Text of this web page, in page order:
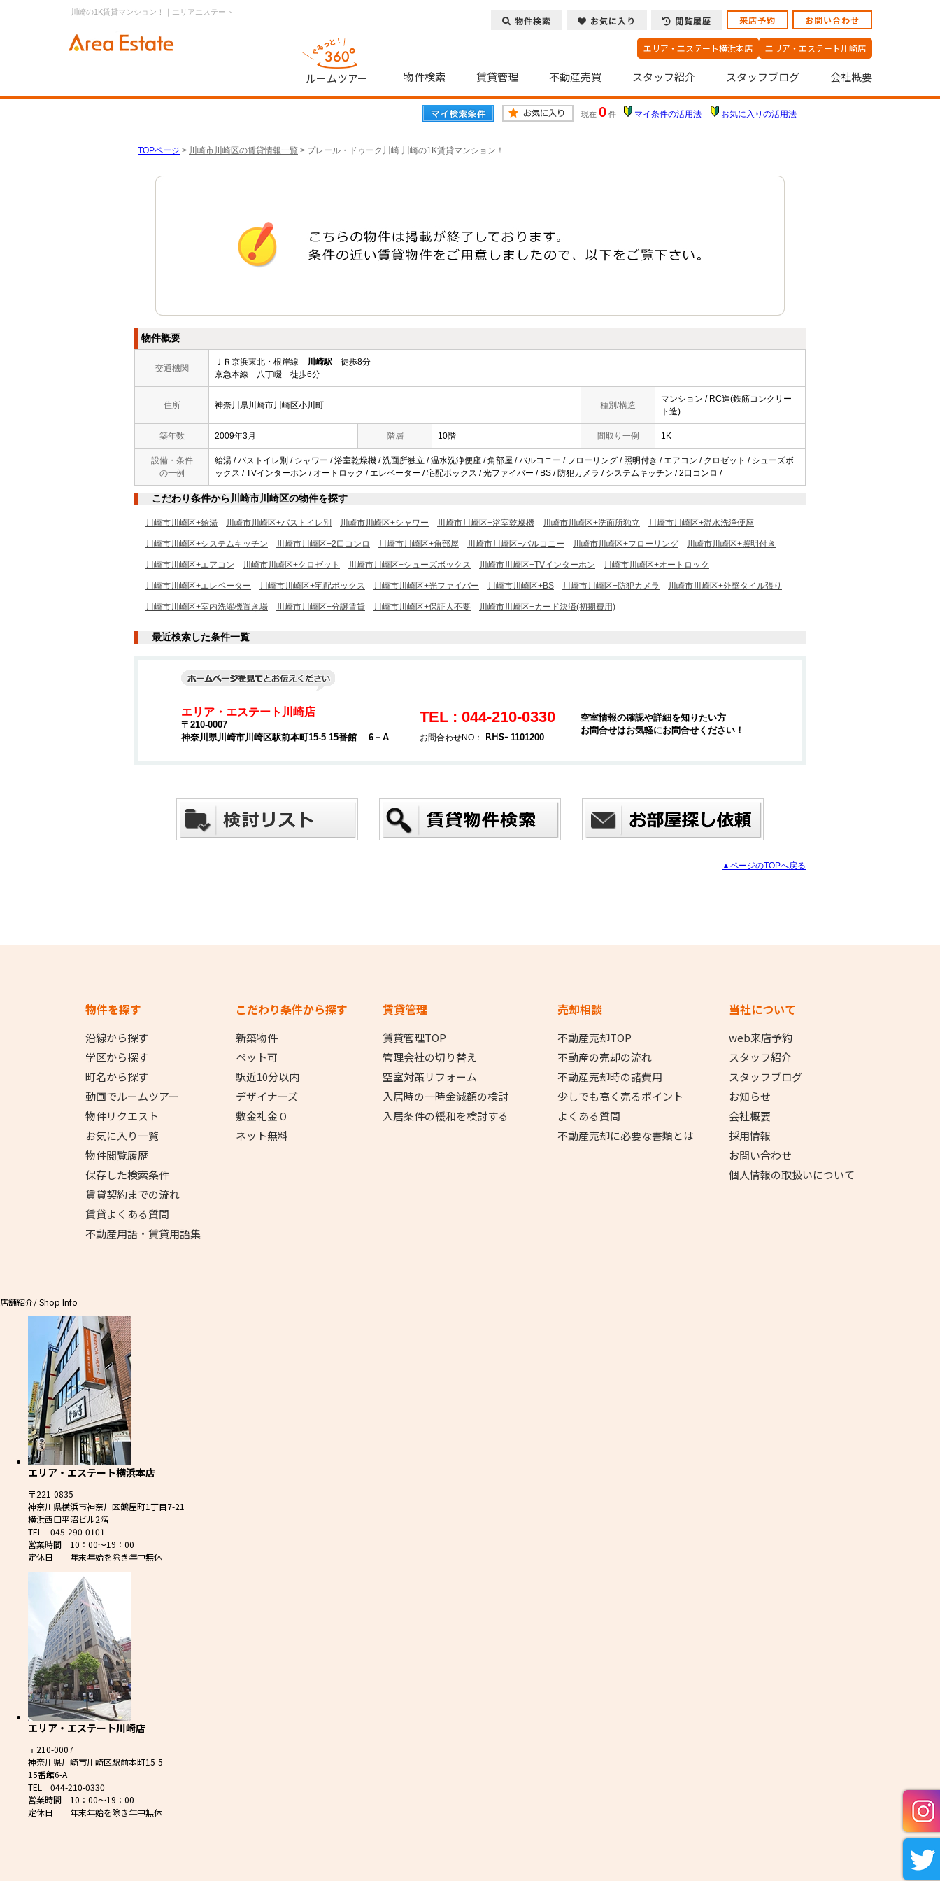
川崎の1K賃貸マンション！｜エリアエステート
物件検索 お気に入り 閲覧履歴 来店予約 お問い合わせ
エリア・エステート横浜本店 エリア・エステート川崎店
ルームツアー 物件検索 賃貸管理 不動産売買 スタッフ紹介 スタッフブログ 会社概要
現在 0 件 マイ条件の活用法 お気に入りの活用法
TOPページ > 川崎市川崎区の賃貸情報一覧 > プレール・ドゥーク川崎 川崎の1K賃貸マンション！
物件概要
交通機関
ＪＲ京浜東北・根岸線 川崎駅 徒歩8分
京急本線 八丁畷 徒歩6分
住所 神奈川県川崎市川崎区小川町 種別/構造
マンション / RC造(鉄筋コンクリー
ト造)
築年数 2009年3月 階層 10階 間取り一例 1K
設備・条件
の一例
給湯 / バストイレ別 / シャワー / 浴室乾燥機 / 洗面所独立 / 温水洗浄便座 / 角部屋 / バルコニー / フローリング / 照明付き / エアコン / クロゼット / シューズボ
ックス / TVインターホン / オートロック / エレベーター / 宅配ボックス / 光ファイバー / BS / 防犯カメラ / システムキッチン / 2口コンロ /
こだわり条件から川崎市川崎区の物件を探す
川崎市川崎区+給湯 川崎市川崎区+バストイレ別 川崎市川崎区+シャワー 川崎市川崎区+浴室乾燥機 川崎市川崎区+洗面所独立 川崎市川崎区+温水洗浄便座
川崎市川崎区+システムキッチン 川崎市川崎区+2口コンロ 川崎市川崎区+角部屋 川崎市川崎区+バルコニー 川崎市川崎区+フローリング 川崎市川崎区+照明付き
川崎市川崎区+エアコン 川崎市川崎区+クロゼット 川崎市川崎区+シューズボックス 川崎市川崎区+TVインターホン 川崎市川崎区+オートロック
川崎市川崎区+エレベーター 川崎市川崎区+宅配ボックス 川崎市川崎区+光ファイバー 川崎市川崎区+BS 川崎市川崎区+防犯カメラ 川崎市川崎区+外壁タイル張り
川崎市川崎区+室内洗濯機置き場 川崎市川崎区+分譲賃貸 川崎市川崎区+保証人不要 川崎市川崎区+カード決済(初期費用)
最近検索した条件一覧
エリア・エステート川崎店
〒210-0007
神奈川県川崎市川崎区駅前本町15-5 15番館 6－A
TEL : 044-210-0330
お問合わせNO： 1101200
空室情報の確認や詳細を知りたい方
お問合せはお気軽にお問合せください！
▲ページのTOPへ戻る
物件を探す
沿線から探す
学区から探す
町名から探す
動画でルームツアー
物件リクエスト
お気に入り一覧
物件閲覧履歴
保存した検索条件
賃貸契約までの流れ
賃貸よくある質問
不動産用語・賃貸用語集
こだわり条件から探す
新築物件
ペット可
駅近10分以内
デザイナーズ
敷金礼金０
ネット無料
賃貸管理
賃貸管理TOP
管理会社の切り替え
空室対策リフォーム
入居時の一時金減額の検討
入居条件の緩和を検討する
売却相談
不動産売却TOP
不動産の売却の流れ
不動産売却時の諸費用
少しでも高く売るポイント
よくある質問
不動産売却に必要な書類とは
当社について
web来店予約
スタッフ紹介
スタッフブログ
お知らせ
会社概要
採用情報
お問い合わせ
個人情報の取扱いについて
店舗紹介/ Shop Info
エリア・エステート横浜本店
〒221-0835
神奈川県横浜市神奈川区鶴屋町1丁目7-21
横浜西口平沼ビル2階
TEL 045-290-0101
営業時間 10：00～19：00
定休日 年末年始を除き年中無休
エリア・エステート川崎店
〒210-0007
神奈川県川崎市川崎区駅前本町15-5
15番館6-A
TEL 044-210-0330
営業時間 10：00～19：00
定休日 年末年始を除き年中無休